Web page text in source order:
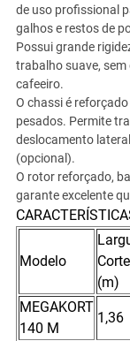
de uso profissional
galhos e restos de
Possui grande
trabalho suave,
cafeeiro.
O chassi é
pesados. Permite
deslocamento
(opcional).
O rotor reforçado,
garante excelente
Modelo
Corte
(m)
MEGAKORT
140 M
1,36